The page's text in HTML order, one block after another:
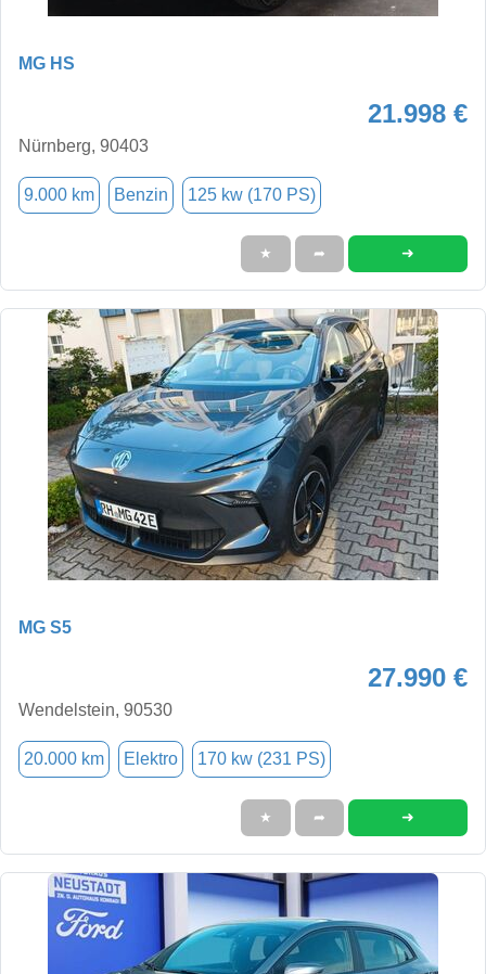
MG HS
21.998 €
Nürnberg, 90403
9.000 km Benzin 125 kw (170 PS)
★ ➦ ➜
MG S5
27.990 €
Wendelstein, 90530
20.000 km Elektro 170 kw (231 PS)
★ ➦ ➜